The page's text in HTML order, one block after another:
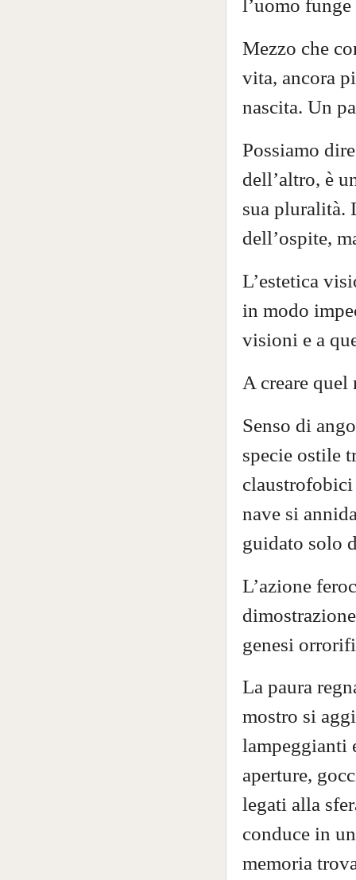
l’uomo
Mezzo che
vita, ancora
nascita. Un
Possiamo
dell’altro, è
sua pluralità.
dell’ospite,
L’estetica
in modo
visioni e a
A creare
Senso di
specie ostile
nave si
guidato solo
L’azione
genesi
La paura
mostro si
lampeggianti
aperture,
legati alla
conduce in
memoria